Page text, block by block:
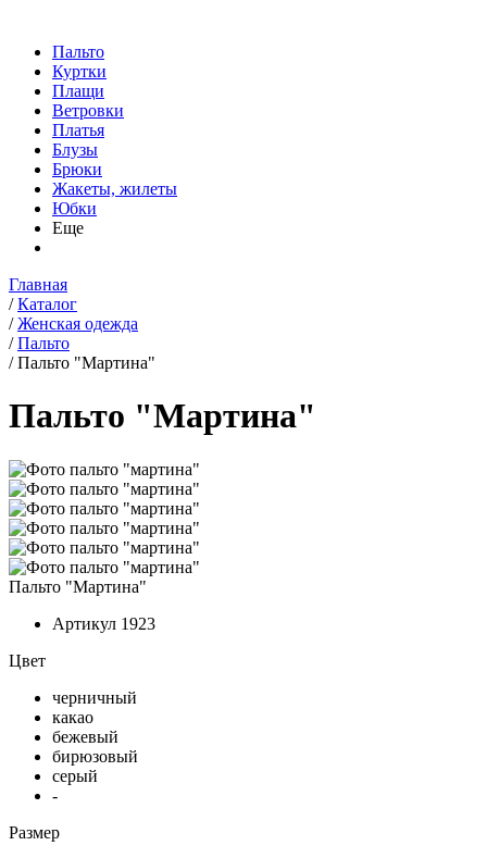
Пальто
Куртки
Плащи
Ветровки
Платья
Блузы
Брюки
Жакеты, жилеты
Юбки
Еще
Главная
/ Каталог
/ Женская одежда
/ Пальто
/ Пальто "Мартина"
Пальто "Мартина"
Пальто "Мартина"
Артикул 1923
Цвет
черничный
какао
бежевый
бирюзовый
серый
-
Размер